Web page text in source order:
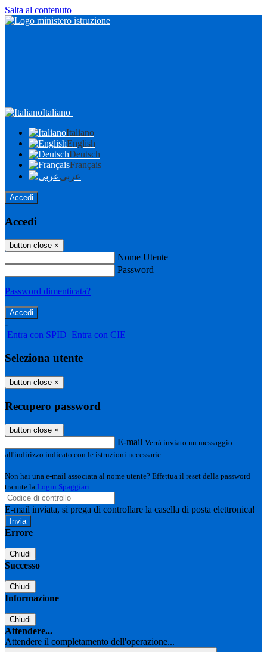
Salta al contenuto
Italiano
Italiano
English
Deutsch
Français
عربى
Accedi
Accedi
button close ×
Nome Utente
Password
Password dimenticata?
-
Entra con SPID Entra con CIE
Seleziona utente
button close ×
Recupero password
button close ×
E-mail Verrà inviato un messaggio
all'indirizzo indicato con le istruzioni necessarie.
Non hai una e-mail associata al nome utente? Effettua il reset della password
tramite la Login Spaggiari
E-mail inviata, si prega di controllare la casella di posta elettronica!
Errore
Chiudi
Successo
Chiudi
Informazione
Chiudi
Attendere...
Attendere il completamento dell'operazione...